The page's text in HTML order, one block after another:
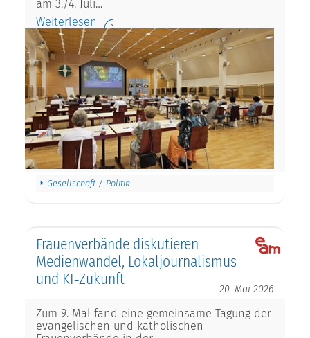
Weiterlesen
Frauenverbände diskutieren
Medienwandel, Lokaljournalismus
und KI‑Zukunft
Zum 9. Mal fand eine gemeinsame Tagung der
evangelischen und katholischen
Frauenverbände in der…